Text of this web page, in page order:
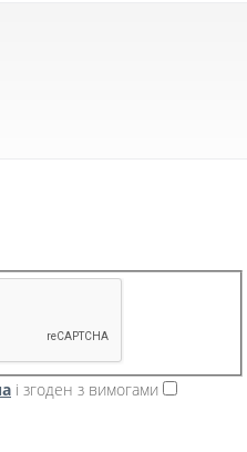
і згоден з вимогами